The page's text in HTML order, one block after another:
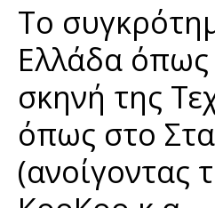
Το
Ελλάδα
σκηνή της
όπως στο
(ανοίγοντας